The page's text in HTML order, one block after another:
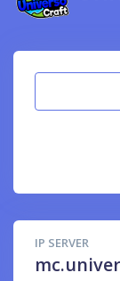
IP SERVER